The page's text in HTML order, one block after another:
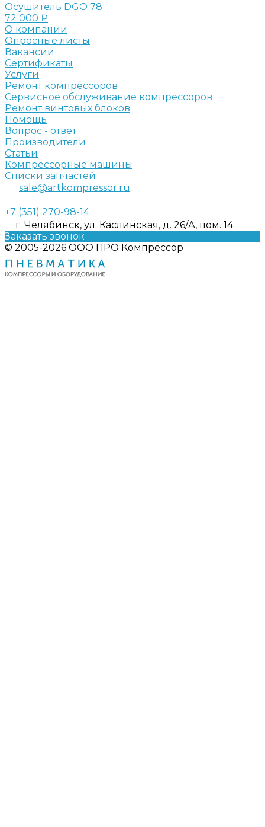
Осушитель DGO 78
72 000 ₽
О компании
Опросные листы
Вакансии
Сертификаты
Услуги
Ремонт компрессоров
Сервисное обслуживание компрессоров
Ремонт винтовых блоков
Помощь
Вопрос - ответ
Производители
Статьи
Компрессорные машины
Списки запчастей
sale@artkompressor.ru
+7 (351) 270-98-14
г. Челябинск, ул. Каслинская, д. 26/А, пом. 14
Заказать звонок
© 2005-2026 ООО ПРО Компрессор